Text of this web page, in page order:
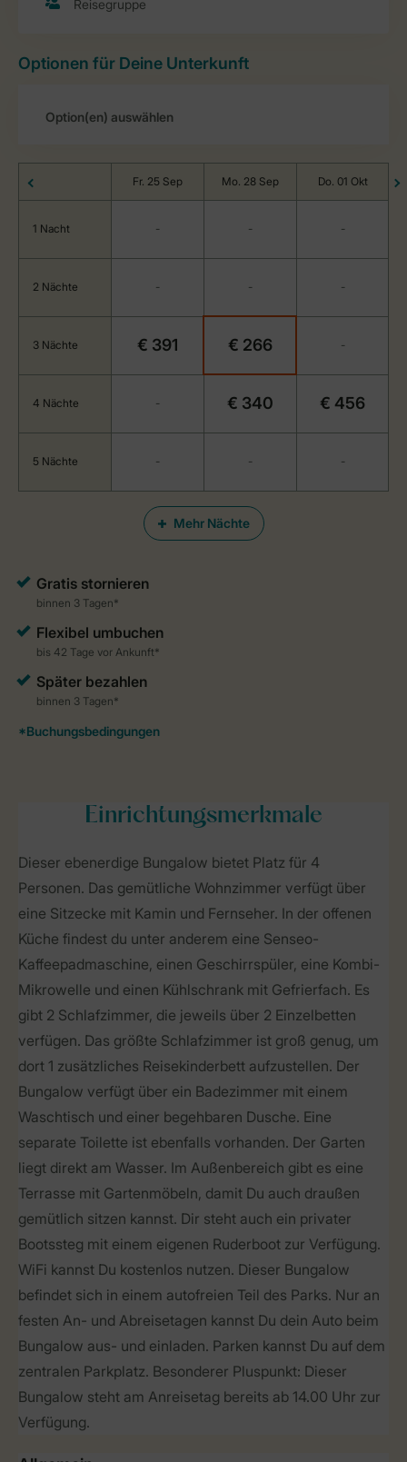
Optionen für Deine Unterkunft
Mehr Nächte
Fr. 25 Sep Mo. 28 Sep Do. 01 Okt
1 Nacht - - -
2 Nächte - - -
3 Nächte € 391 € 266 -
4 Nächte - € 340 € 456
5 Nächte - - -
Einrichtungsmerkmale
Dieser ebenerdige Bungalow bietet Platz für 4
Personen. Das gemütliche Wohnzimmer verfügt über
eine Sitzecke mit Kamin und Fernseher. In der offenen
Küche findest du unter anderem eine Senseo-
Kaffeepadmaschine, einen Geschirrspüler, eine Kombi-
Mikrowelle und einen Kühlschrank mit Gefrierfach. Es
gibt 2 Schlafzimmer, die jeweils über 2 Einzelbetten
verfügen. Das größte Schlafzimmer ist groß genug, um
dort 1 zusätzliches Reisekinderbett aufzustellen. Der
Bungalow verfügt über ein Badezimmer mit einem
Waschtisch und einer begehbaren Dusche. Eine
separate Toilette ist ebenfalls vorhanden. Der Garten
liegt direkt am Wasser. Im Außenbereich gibt es eine
Terrasse mit Gartenmöbeln, damit Du auch draußen
gemütlich sitzen kannst. Dir steht auch ein privater
Bootssteg mit einem eigenen Ruderboot zur Verfügung.
WiFi kannst Du kostenlos nutzen. Dieser Bungalow
befindet sich in einem autofreien Teil des Parks. Nur an
festen An- und Abreisetagen kannst Du dein Auto beim
Bungalow aus- und einladen. Parken kannst Du auf dem
zentralen Parkplatz. Besonderer Pluspunkt: Dieser
Bungalow steht am Anreisetag bereits ab 14.00 Uhr zur
Verfügung.